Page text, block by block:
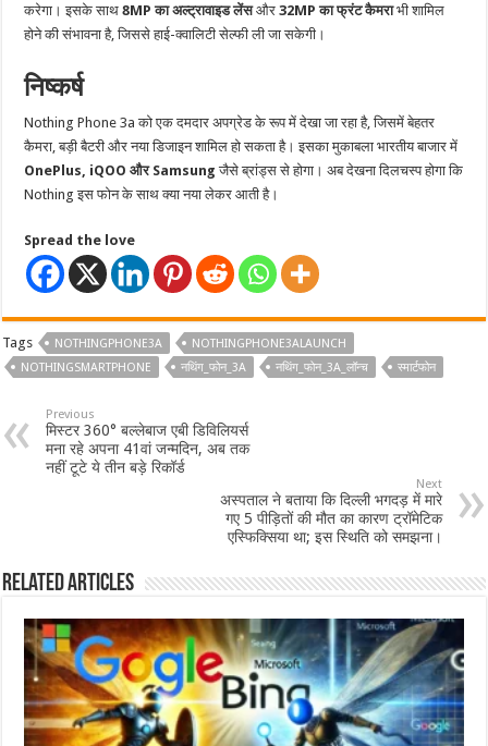
करेगा। इसके साथ8MP का अल्ट्रावाइड लेंसऔर32MP का फ्रंट कैमराभी शामिल
होने की संभावना है, जिससे हाई-क्वालिटी सेल्फी ली जा सकेगी।
निष्कर्ष
Nothing Phone 3a को एक दमदार अपग्रेड के रूप में देखा जा रहा है, जिसमें बेहतर
कैमरा, बड़ी बैटरी और नया डिजाइन शामिल हो सकता है। इसका मुकाबला भारतीय बाजार में
OnePlus, iQOO और Samsung जैसे ब्रांड्स से होगा। अब देखना दिलचस्प होगा कि
Nothing इस फोन के साथ क्या नया लेकर आती है।
Spread the love
Tags NOTHINGPHONE3A
NOTHINGPHONE3ALAUNCH
NOTHINGSMARTPHONE
नथिंग_फोन_3A नथिंग_फोन_3A_लॉन्च स्मार्टफोन
Previous
मिस्टर 360° बल्लेबाज एबी डिविलियर्स
मना रहे अपना 41वां जन्मदिन, अब तक
नहीं टूटे ये तीन बड़े रिकॉर्ड
Next
अस्पताल ने बताया कि दिल्ली भगदड़ में मारे
गए 5 पीड़ितों की मौत का कारण ट्रॉमेटिक
एस्फिक्सिया था; इस स्थिति को समझना।
Related Articles